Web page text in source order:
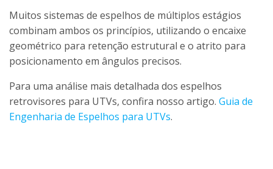
Muitos sistemas de espelhos de múltiplos estágios
combinam ambos os princípios, utilizando o encaixe
geométrico para retenção estrutural e o atrito para
posicionamento em ângulos precisos.
Para uma análise mais detalhada dos espelhos
retrovisores para UTVs, confira nosso artigo. Guia de
Engenharia de Espelhos para UTVs.